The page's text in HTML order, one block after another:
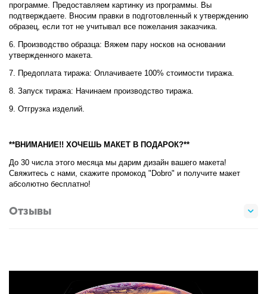
программе. Предоставляем картинку из программы. Вы
подтверждаете. Вносим правки в подготовленный к утверждению
образец, если тот не учитывал все пожелания заказчика.
6. Производство образца: Вяжем пару носков на основании
утвержденного макета.
7. Предоплата тиража: Оплачиваете 100% стоимости тиража.
8. Запуск тиража: Начинаем производство тиража.
9. Отгрузка изделий.
**ВНИМАНИЕ!! ХОЧЕШЬ МАКЕТ В ПОДАРОК?**
До 30 числа этого месяца мы дарим дизайн вашего макета!
Свяжитесь с нами, скажите промокод "Dobro" и получите макет
абсолютно бесплатно!
Отзывы